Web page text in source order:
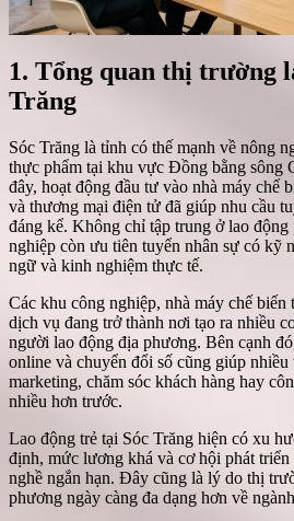
1. Tổng quan thị trường
Trăng
Sóc Trăng là tỉnh có thế mạnh về nông
thực phẩm tại khu vực Đồng bằng sông
đây, hoạt động đầu tư vào nhà máy chế
và thương mại điện tử đã giúp nhu cầu
đáng kể. Không chỉ tập trung ở lao động
nghiệp còn ưu tiên tuyển nhân sự có kỹ
ngữ và kinh nghiệm thực tế.
Các khu công nghiệp, nhà máy chế biến
dịch vụ đang trở thành nơi tạo ra nhiều
người lao động địa phương. Bên cạnh
online và chuyển đổi số cũng giúp
marketing, chăm sóc khách hàng hay
nhiều hơn trước.
Lao động trẻ tại Sóc Trăng hiện có xu
định, mức lương khá và cơ hội phát
nghề ngắn hạn. Đây cũng là lý do thị
phương ngày càng đa dạng hơn về